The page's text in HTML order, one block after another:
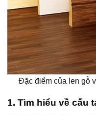
Đặc điểm của len gỗ
1. Tìm hiểu về cấu